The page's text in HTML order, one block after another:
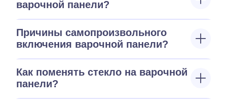
варочной панели?
Причины самопроизвольного
включения варочной панели?
Как поменять стекло на варочной
панели?